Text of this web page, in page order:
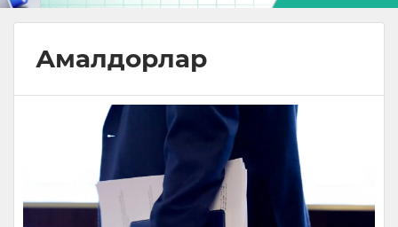
Амалдорлар